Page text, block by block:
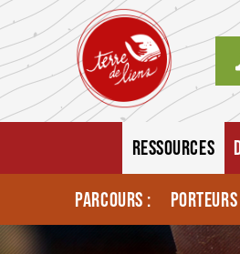
RESSOURCES
PARCOURS :